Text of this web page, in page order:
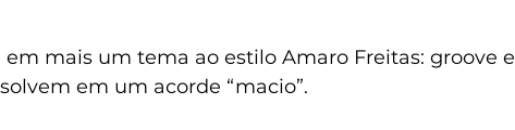
em mais um tema ao estilo Amaro Freitas: groove e
em um acorde “macio”.